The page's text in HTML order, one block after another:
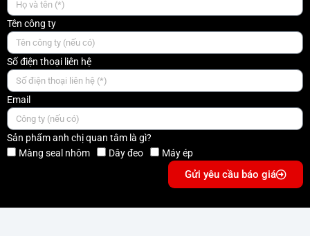
Tên công ty
Số điện thoại liên hệ
Email
Sản phẩm anh chị quan tâm là gì?
Màng seal nhôm
Dây đeo Máy ép
Gửi yêu cầu báo giá